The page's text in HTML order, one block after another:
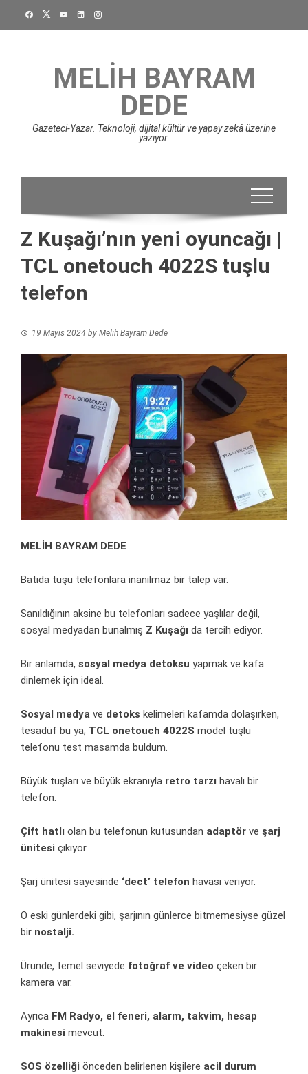
MELIH BAYRAM
DEDE
Gazeteci-Yazar. Teknoloji, dijital kültür ve yapay zekâ üzerine
yazıyor.
Z Kuşağı’nın yeni oyuncağı |
TCL onetouch 4022S tuşlu
telefon
19 Mayıs 2024 by Melih Bayram Dede
MELİH BAYRAM DEDE
Batıda tuşu telefonlara inanılmaz bir talep var.
Sanıldığının aksine bu telefonları sadece yaşlılar değil,
sosyal medyadan bunalmış Z Kuşağı da tercih ediyor.
Bir anlamda, sosyal medya detoksu yapmak ve kafa
dinlemek için ideal.
Sosyal medya ve detoks kelimeleri kafamda dolaşırken,
tesadüf bu ya; TCL onetouch 4022S model tuşlu
telefonu test masamda buldum.
Büyük tuşları ve büyük ekranıyla retro tarzı havalı bir
telefon.
Çift hatlı olan bu telefonun kutusundan adaptör ve şarj
ünitesi çıkıyor.
Şarj ünitesi sayesinde ‘dect’ telefon havası veriyor.
O eski günlerdeki gibi, şarjının günlerce bitmemesiyse güzel
bir nostalji.
Üründe, temel seviyede fotoğraf ve video çeken bir
kamera var.
Ayrıca FM Radyo, el feneri, alarm, takvim, hesap
makinesi mevcut.
SOS özelliği önceden belirlenen kişilere acil durum